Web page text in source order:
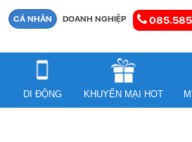
CÁ NHÂN DOANH NGHIỆP
DI ĐỘNG KHUYẾN MẠI HOT